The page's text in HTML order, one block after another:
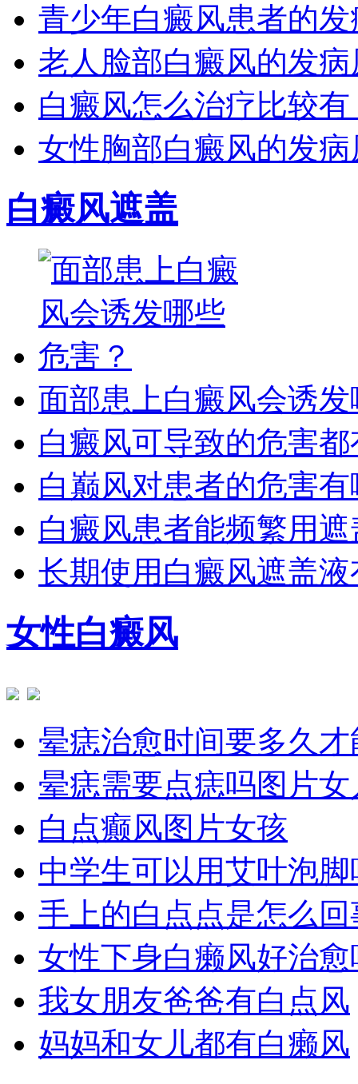
青少年白癜风患者的
老人脸部白癜风的发
白癜风怎么治疗比较有
女性胸部白癜风的发
白癜风遮盖
面部患上白癜风会诱
白癜风可导致的危害
白巅风对患者的危害
白癜风患者能频繁用
长期使用白癜风遮盖
女性白癜风
晕痣治愈时间要多久
晕痣需要点痣吗图片女
白点癫风图片女孩
中学生可以用艾叶泡
手上的白点点是怎么
女性下身白癞风好治愈
我女朋友爸爸有白点风
妈妈和女儿都有白癞风